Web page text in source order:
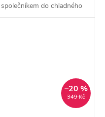
společníkem do chladného
počasí.
349 Kč
–20 %